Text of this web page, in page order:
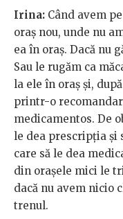
Irina: Când avem
oraș nou, unde nu
ea în oraș. Dacă nu
Sau le rugăm ca
la ele în oraș și,
printr-o
medicamentos. De
le dea prescripția și
care să le dea
din orașele mici le
dacă nu avem nicio
trenul.